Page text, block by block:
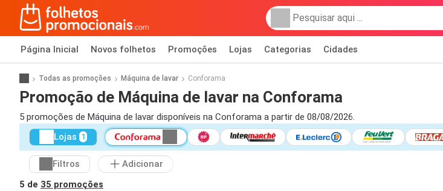
Página Inicial Novos folhetos Promoções Lojas Categorias Cidades
Todas as promoções Máquina de lavar Conforama
Promoção de Máquina de lavar na Conforama
5 promoções de Máquina de lavar disponíveis na Conforama a partir de 08/08/2026.
Lojas 1
Filtros
Adicionar
5 de 35 promoções